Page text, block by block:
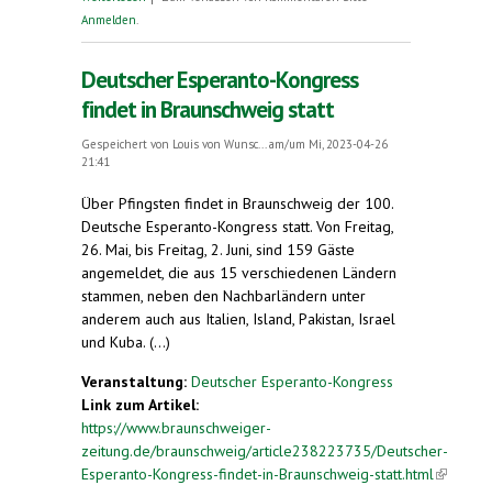
Anmelden
Deutscher Esperanto-Kongress
findet in Braunschweig statt
Gespeichert von Louis von Wunsc...
am/um Mi, 2023-04-26
21:41
Über Pfingsten findet in Braunschweig der 100.
Deutsche Esperanto-Kongress statt. Von Freitag,
26. Mai, bis Freitag, 2. Juni, sind 159 Gäste
angemeldet, die aus 15 verschiedenen Ländern
stammen, neben den Nachbarländern unter
anderem auch aus Italien, Island, Pakistan, Israel
und Kuba. (...)
Veranstaltung: Deutscher Esperanto-Kongress
Link zum Artikel:
https://www.braunschweiger-
zeitung.de/braunschweig/article238223735/Deutscher-
Esperanto-Kongress-findet-in-Braunschweig-statt.html (link is